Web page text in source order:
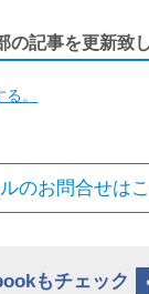
の記事を更新致
。
のお問合せは
もチェック